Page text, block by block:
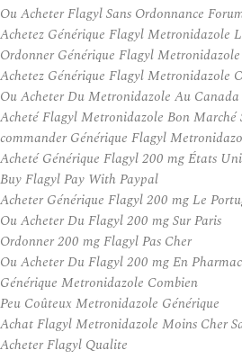
Ou Acheter Flagyl Sans Ordonnance
Achetez Générique Flagyl Metronidazole
Ordonner Générique Flagyl
Achetez Générique Flagyl Metronidazole
Ou Acheter Du Metronidazole Au Canada
Acheté Flagyl Metronidazole Bon Marché
commander Générique Flagyl
Acheté Générique Flagyl 200 mg États
Buy Flagyl Pay With Paypal
Acheter Générique Flagyl 200 mg Le
Ou Acheter Du Flagyl 200 mg Sur Paris
Ordonner 200 mg Flagyl Pas Cher
Ou Acheter Du Flagyl 200 mg En
Générique Metronidazole Combien
Peu Coûteux Metronidazole Générique
Achat Flagyl Metronidazole Moins Cher
Acheter Flagyl Qualite